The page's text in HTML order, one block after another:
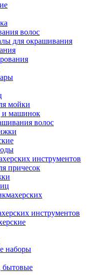
волос
для окрашивания
мойки
и машинок
волос
инструментов
причесок
инструментов
наборы
бытовые